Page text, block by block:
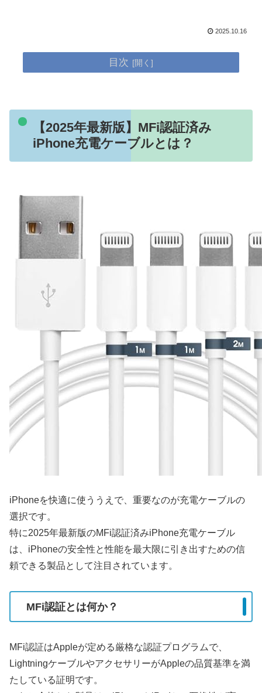
2025.10.16
目次
【2025年最新版】MFi認証済み
iPhone充電ケーブルとは？
iPhoneを快適に使ううえで、重要なのが充電ケーブルの
選択です。
特に2025年最新版のMFi認証済みiPhone充電ケーブル
は、iPhoneの安全性と性能を最大限に引き出すための信
頼できる製品として注目されています。
MFi認証とは何か？
MFi認証はAppleが定める厳格な認証プログラムで、
LightningケーブルやアクセサリーがAppleの品質基準を満
たしている証明です。